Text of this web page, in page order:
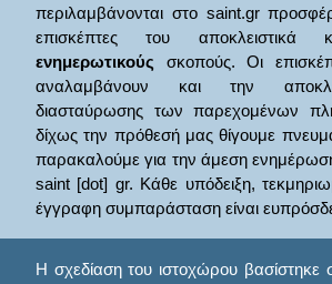
περιλαμβάνονται στο saint.gr
επισκέπτες του
ενημερωτικούς σκοπούς. Οι
αναλαμβάνουν και την
διασταύρωσης των παρεχομένων
δίχως την πρόθεσή μας θίγουμε
παρακαλούμε για την άμεση
saint [dot] gr. Κάθε υπόδειξη,
έγγραφη συμπαράσταση είναι
Η σχεδίαση του ιστοχώρου βασίστηκε